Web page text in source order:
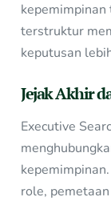
terstruktur
keputusan
Jejak Akhir
Executive
role,